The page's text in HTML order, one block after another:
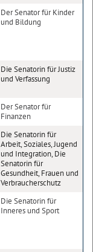
Der Senator für Kinder
und Bildung
Die Senatorin für Justiz
und Verfassung
Der Senator für
Finanzen
Die Senatorin für
Arbeit, Soziales, Jugend
und Integration, Die
Senatorin für
Gesundheit, Frauen und
Verbraucherschutz
Die Senatorin für
Inneres und Sport